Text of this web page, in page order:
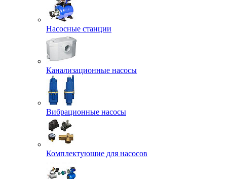
Насосные станции
Канализационные насосы
Вибрационные насосы
Комплектующие для насосов